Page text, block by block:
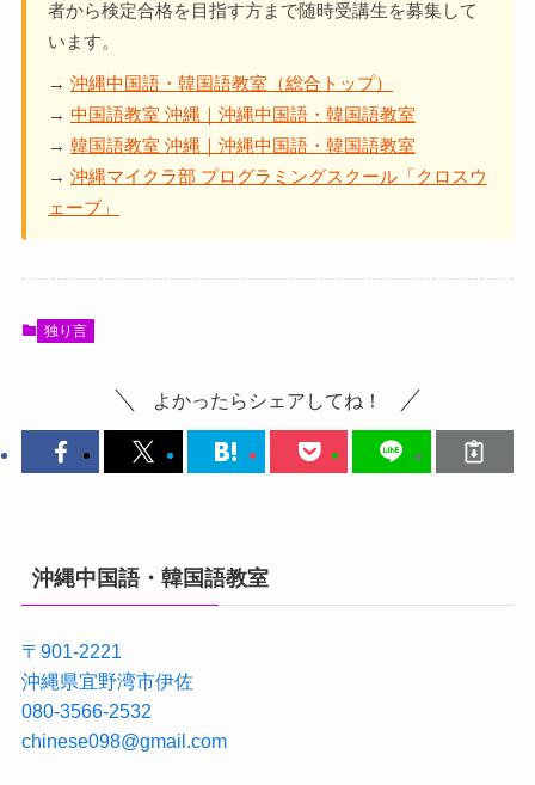
者から検定合格を目指す方まで随時受講生を募集して
います。
→ 沖縄中国語・韓国語教室（総合トップ）
→ 中国語教室 沖縄｜沖縄中国語・韓国語教室
→ 韓国語教室 沖縄｜沖縄中国語・韓国語教室
→ 沖縄マイクラ部 プログラミングスクール「クロスウ
ェーブ」
独り言
よかったらシェアしてね！
沖縄中国語・韓国語教室
〒901-2221
沖縄県宜野湾市伊佐
080-3566-2532
chinese098@gmail.com